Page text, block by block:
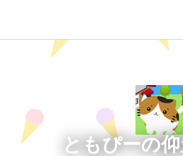
ともぴーの